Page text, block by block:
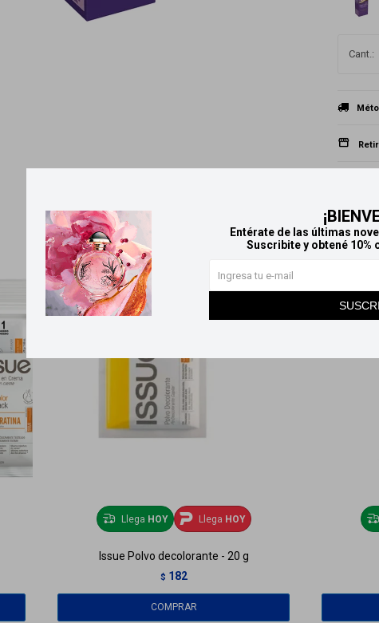
Entérate de las últimas
Suscribite y obtené 10%
Llega HOY Llega HOY
Issue Polvo decolorante - 20 g
$ 182